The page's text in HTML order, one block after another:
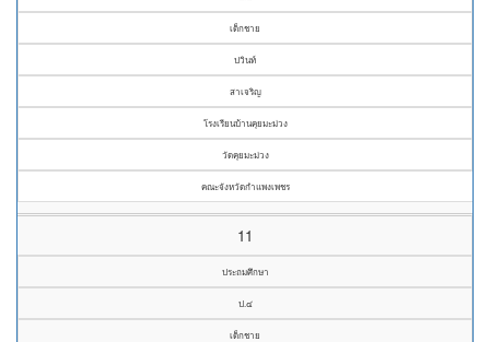
เด็กชาย
ปวินท์
สาเจริญ
โรงเรียนบ้านคุยมะม่วง
วัดคุยมะม่วง
คณะจังหวัดกำแพงเพชร
11
ประถมศึกษา
ป.๔
เด็กชาย